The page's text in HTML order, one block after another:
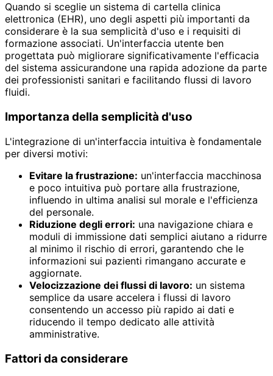
Quando si sceglie un sistema di cartella clinica
elettronica (EHR), uno degli aspetti più importanti da
considerare è la sua semplicità d'uso e i requisiti di
formazione associati. Un'interfaccia utente ben
progettata può migliorare significativamente l'efficacia
del sistema assicurandone una rapida adozione da parte
dei professionisti sanitari e facilitando flussi di lavoro
fluidi.
Importanza della semplicità d'uso
L'integrazione di un'interfaccia intuitiva è fondamentale
per diversi motivi:
Evitare la frustrazione: un'interfaccia macchinosa
e poco intuitiva può portare alla frustrazione,
influendo in ultima analisi sul morale e l'efficienza
del personale.
Riduzione degli errori: una navigazione chiara e
moduli di immissione dati semplici aiutano a ridurre
al minimo il rischio di errori, garantendo che le
informazioni sui pazienti rimangano accurate e
aggiornate.
Velocizzazione dei flussi di lavoro: un sistema
semplice da usare accelera i flussi di lavoro
consentendo un accesso più rapido ai dati e
riducendo il tempo dedicato alle attività
amministrative.
Fattori da considerare